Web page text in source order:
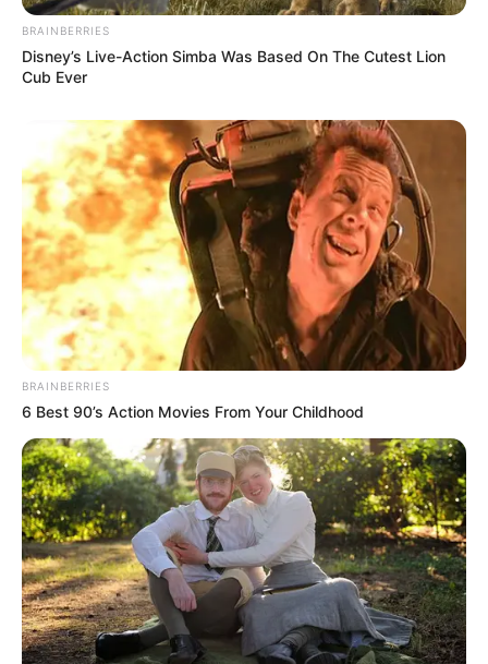
BRAINBERRIES
Disney’s Live-Action Simba Was Based On The Cutest Lion
Cub Ever
BRAINBERRIES
6 Best 90’s Action Movies From Your Childhood